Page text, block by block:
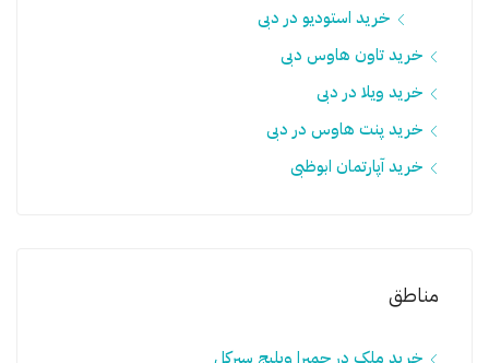
خرید استودیو در دبی
خرید تاون هاوس دبی
خرید ویلا در دبی
خرید پنت هاوس در دبی
خرید آپارتمان ابوظبی
مناطق
خرید ملک در جمیرا ویلیج سيرکل